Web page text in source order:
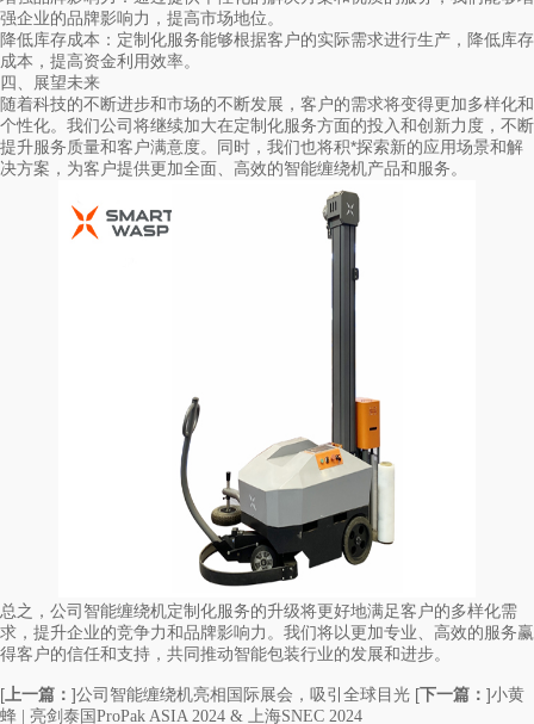
强企业的品牌影响力，提高市场地位。
降低库存成本：定制化服务能够根据客户的实际需求进行生产，降低库存
成本，提高资金利用效率。
四、展望未来
随着科技的不断进步和市场的不断发展，客户的需求将变得更加多样化和
个性化。我们公司将继续加大在定制化服务方面的投入和创新力度，不断
提升服务质量和客户满意度。同时，我们也将积*探索新的应用场景和解
决方案，为客户提供更加全面、高效的智能缠绕机产品和服务。
总之，公司智能缠绕机定制化服务的升级将更好地满足客户的多样化需
求，提升企业的竞争力和品牌影响力。我们将以更加专业、高效的服务赢
得客户的信任和支持，共同推动智能包装行业的发展和进步。
[ 上一篇： ]公司智能缠绕机亮相国际展会，吸引全球目光 [下一篇： ]小黄
蜂 | 亮剑泰国ProPak ASIA 2024 & 上海SNEC 2024